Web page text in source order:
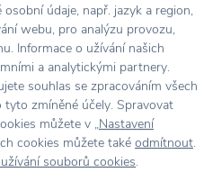
souhlasím se
osobních údajů.
se
údaje, např. jazyk a region,
webu, pro analýzu provozu,
Informace o užívání našich
a analytickými partnery.
souhlas se zpracováním všech
zmíněné účely. Spravovat
můžete v „Nastavení
cookies můžete také odmítnout.
souborů cookies.